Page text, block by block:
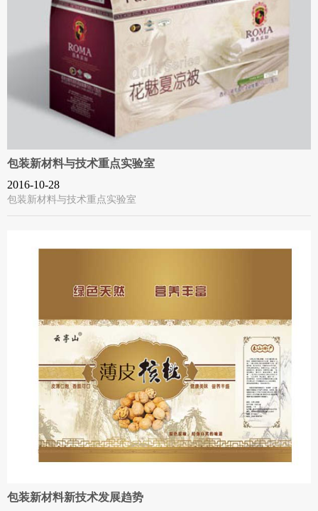
包装新材料与技术重点实验室
2016-10-28
包装新材料与技术重点实验室
包装新材料新技术发展趋势